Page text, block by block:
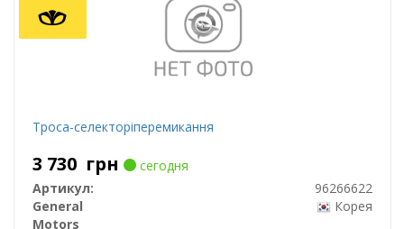
Троса-селекторіперемикання
3 730 грн
сегодня
Артикул:
96266622
General
Motors
Корея